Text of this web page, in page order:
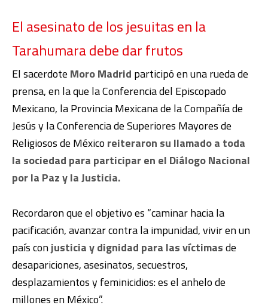
El asesinato de los jesuitas en la
Tarahumara debe dar frutos
El sacerdote Moro Madrid participó en una rueda de
prensa, en la que la Conferencia del Episcopado
Mexicano, la Provincia Mexicana de la Compañía de
Jesús y la Conferencia de Superiores Mayores de
Religiosos de México reiteraron su llamado a toda
la sociedad para participar en el Diálogo Nacional
por la Paz y la Justicia.
Recordaron que el objetivo es “caminar hacia la
pacificación, avanzar contra la impunidad, vivir en un
país conjusticia y dignidad para las víctimasde
desapariciones, asesinatos, secuestros,
desplazamientos y feminicidios: es el anhelo de
millones en México”.